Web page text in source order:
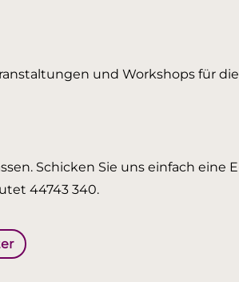
und Workshops für die
Schicken Sie uns einfach eine
44743 340.